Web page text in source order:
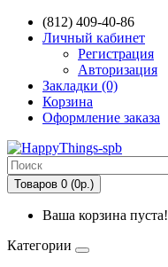
(812) 409-40-86
Личный кабинет
Регистрация
Авторизация
Закладки (0)
Корзина
Оформление заказа
Товаров 0 (0р.)
Ваша корзина пуста!
Категории